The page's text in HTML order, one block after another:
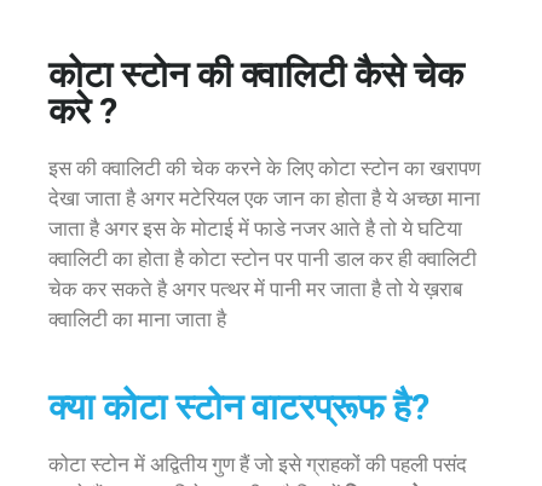
कोटा स्टोन की क्वालिटी कैसे चेक
करे ?
इस की क्वालिटी की चेक करने के लिए कोटा स्टोन का खरापण
देखा जाता है अगर मटेरियल एक जान का होता है ये अच्छा माना
जाता है अगर इस के मोटाई में फाडे नजर आते है तो ये घटिया
क्वालिटी का होता है कोटा स्टोन पर पानी डाल कर ही क्वालिटी
चेक कर सकते है अगर पत्थर में पानी मर जाता है तो ये ख़राब
क्वालिटी का माना जाता है
क्या कोटा स्टोन वाटरप्रूफ है?
कोटा स्टोन में अद्वितीय गुण हैं जो इसे ग्राहकों की पहली पसंद